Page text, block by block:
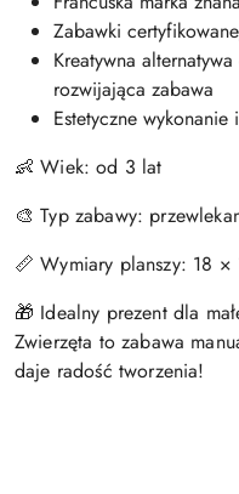
Zabawki
Kreatywna
rozwijająca zabawa
Estetyczne
👶 Wiek: od 3 lat
🎨 Typ zabawy:
📏 Wymiary planszy: 18 ×
🎁 Idealny prezent dla
Zwierzęta to zabawa
daje radość tworzenia!